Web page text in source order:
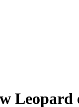
Leopard